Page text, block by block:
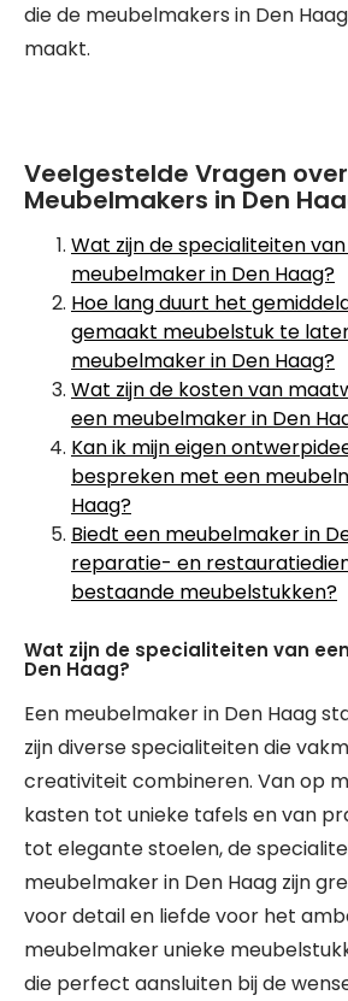
die de meubelmakers in Den
maakt.
Veelgestelde Vragen over
Meubelmakers in Den
Wat zijn de specialiteiten
meubelmaker in Den Haag?
Hoe lang duurt het
gemaakt meubelstuk te
meubelmaker in Den Haag?
Wat zijn de kosten van
een meubelmaker in Den
Kan ik mijn eigen
bespreken met een
Haag?
Biedt een meubelmaker in
reparatie- en
bestaande meubelstukken?
Wat zijn de specialiteiten van
Den Haag?
Een meubelmaker in Den Haag
zijn diverse specialiteiten die
creativiteit combineren. Van op
kasten tot unieke tafels en van
tot elegante stoelen, de
meubelmaker in Den Haag zijn
voor detail en liefde voor het
meubelmaker unieke
die perfect aansluiten bij de